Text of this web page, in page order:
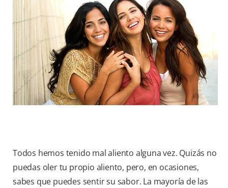
PARA PROFESIONALES
CUPONES
DÓNDE COMPRAR
VE (ES)
Todos hemos tenido mal aliento alguna vez. Quizás no
puedas oler tu propio aliento, pero, en ocasiones,
sabes que puedes sentir su sabor. La mayoría de las